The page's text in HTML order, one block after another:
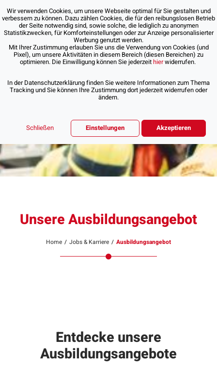
Unsere Ausbildungsangebot
Home / Jobs & Karriere / Ausbildungsangebot
Entdecke unsere
Ausbildungsangebote
Wir verwenden Cookies, um unsere Webseite optimal für Sie gestalten und
verbessern zu können. Dazu zählen Cookies, die für den reibungslosen Betrieb
der Seite notwendig sind, sowie solche, die lediglich zu anonymen
Statistikzwecken, für Komforteinstellungen oder zur Anzeige personalisierter
Werbung genutzt werden.
Mit Ihrer Zustimmung erlauben Sie uns die Verwendung von Cookies (und
Pixel), um unsere Aktivitäten in diesem Bereich (diesen Bereichen) zu
optimieren. Die Einwilligung können Sie jederzeithierwiderrufen.
In der Datenschutzerklärung finden Sie weitere Informationen zum Thema
Tracking und Sie können Ihre Zustimmung dort jederzeit widerrufen oder
ändern.
Schließen Einstellungen Akzeptieren